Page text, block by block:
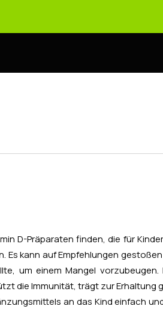
D-Präparaten finden, die für
kann auf Empfehlungen
um einem Mangel
die Immunität, trägt zur Erhaltung
an das Kind einfach